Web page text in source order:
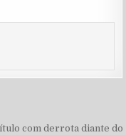
com derrota diante do